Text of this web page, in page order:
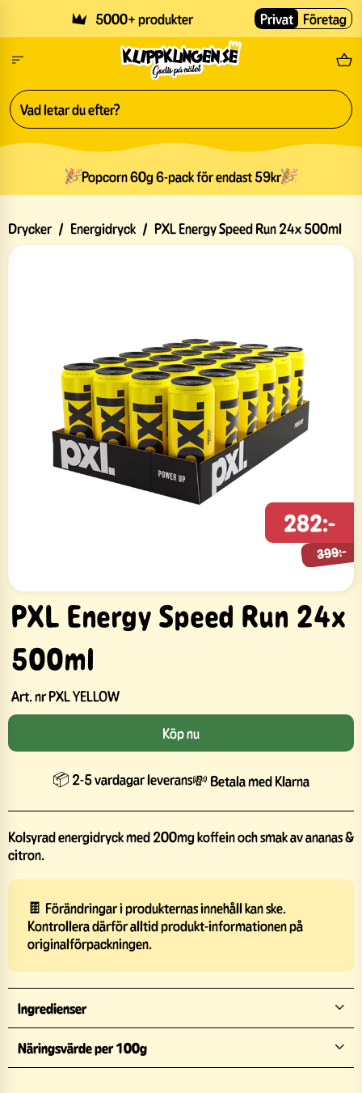
5000+ produkter Fri
Privat Företag
Popcorn 60g 6-pack för endast 59kr
Drycker / Energidryck / PXL Energy Speed Run 24x 500ml
PXL Energy Speed Run 24x
500ml
Art. nrPXL YELLOW
282:-
399:-
399:-
Köp nu
📦 2-5 vardagar leverans💸 Betala med Klarna
Kolsyrad energidryck med 200mg koffein och smak av ananas &
citron.
🍫 Förändringar i produkternas innehåll kan ske.
Kontrollera därför alltid produkt-informationen på
originalförpackningen.
Ingredienser
Näringsvärde per 100g